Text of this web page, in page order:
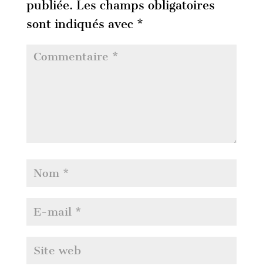
publiée. Les champs obligatoires
sont indiqués avec *